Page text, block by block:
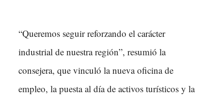
“Queremos seguir reforzando el carácter
industrial de nuestra región”, resumió la
consejera, que vinculó la nueva oficina de
empleo, la puesta al día de activos turísticos y la